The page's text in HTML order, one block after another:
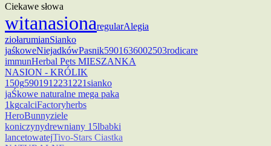
Ciekawe słowa
witanasionaregularAlegia
ziołarumianSianko
jaśkoweNiejadkówPasnik5901636002503rodicare
immunHerbal Pets MIESZANKA
NASION - KRÓLIK
150g5901912231221sianko
jaŚkowe naturalne mega paka
1kgcalciFactoryherbs
HeroBunnyziele
koniczynydrewniany 15lbabki
lancetowatejTivo-Stars Ciastka